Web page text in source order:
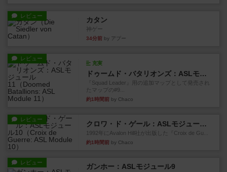
レビュー カタン
神ゲー
34分前 by アプー
レビュー
充実
ドゥームド・バタリオンズ：ASLモジュール11
『Squad Leader』用の追加マップとして発売され
たマップの#9...
約1時間前 by Chaco
レビュー
クロワ・ド・ゲール：ASLモジュール10
1992年にAvalon Hill社が出版した『Croix de Gu...
約1時間前 by Chaco
レビュー ガンホー：ASLモジュール9